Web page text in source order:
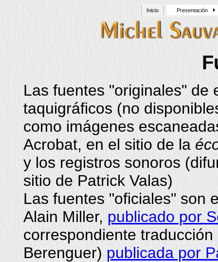
Inicio Presentación
Las fuentes "originales" de
taquigráficos (no
como imágenes
Acrobat, en el sitio de la
y los registros sonoros
sitio de Patrick Valas)
Las fuentes "oficiales" son
Alain Miller,publicado por
correspondiente
Berenguer) publicada por